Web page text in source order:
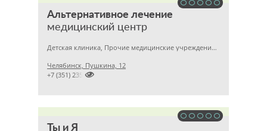
Альтернативное лечение
медицинский центр
Детская клиника, Прочие медицинские учреждения, Гинекология
Челябинск, Пушкина, 12

+7 (351) 2357878
Ты и Я